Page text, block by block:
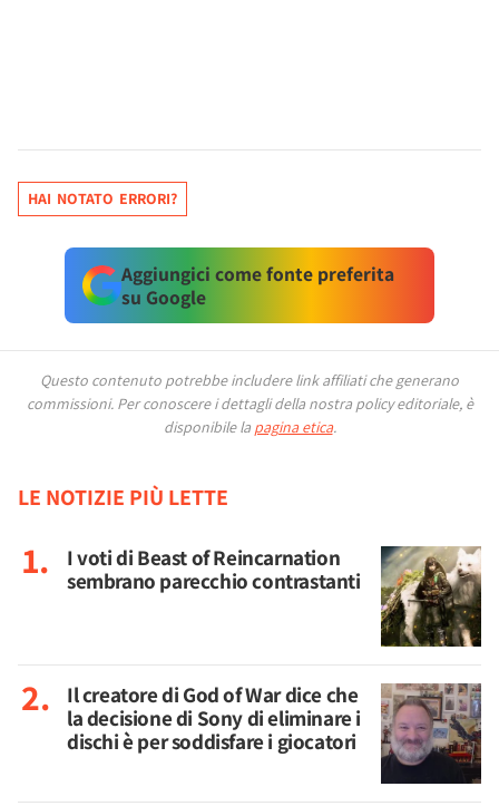
HAI NOTATO ERRORI?
Aggiungici come fonte preferita
su Google
Questo contenuto potrebbe includere link affiliati che generano
commissioni. Per conoscere i dettagli della nostra policy editoriale, è
disponibile la pagina etica.
LE NOTIZIE PIÙ LETTE
I voti di Beast of Reincarnation
sembrano parecchio contrastanti
Il creatore di God of War dice che
la decisione di Sony di eliminare i
dischi è per soddisfare i giocatori